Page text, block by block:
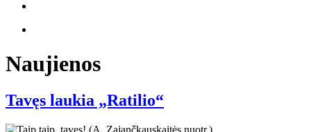
Naujienos
Tavęs laukia „Ratilio“